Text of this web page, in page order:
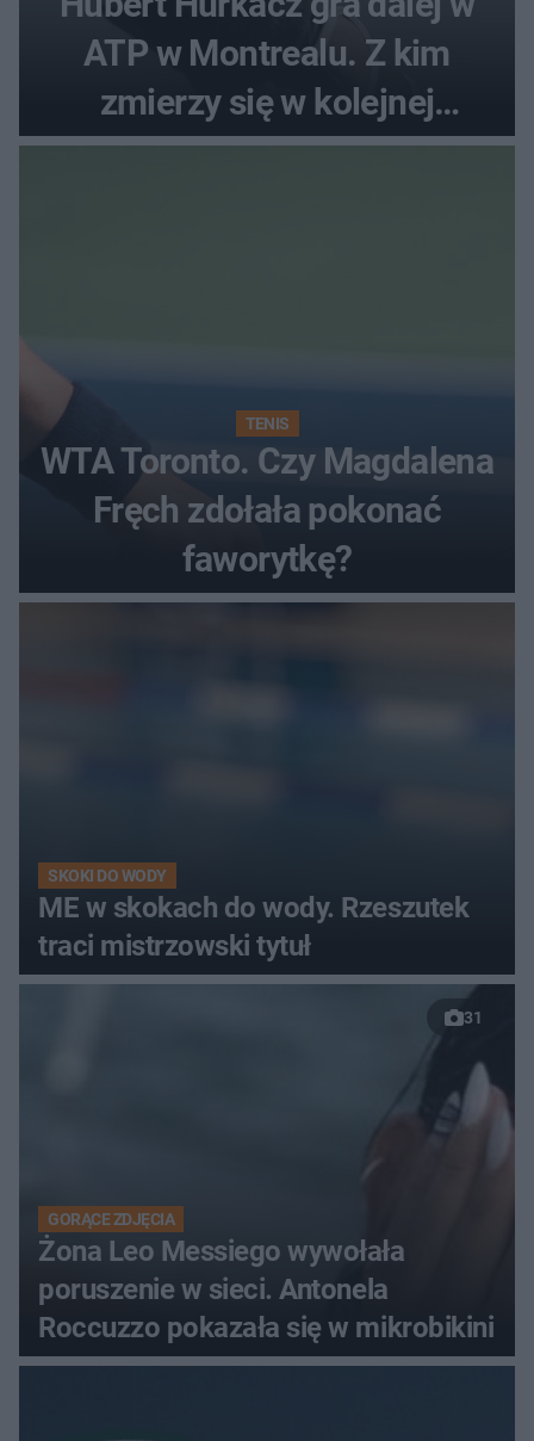
ATP w Montrealu. Z kim
zmierzy się w kolejnej
rundzie?
TENIS
WTA Toronto. Czy Magdalena
Fręch zdołała pokonać
faworytkę?
SKOKI DO WODY
ME w skokach do wody. Rzeszutek
traci mistrzowski tytuł
31
GORĄCE ZDJĘCIA
Żona Leo Messiego wywołała
poruszenie w sieci. Antonela
Roccuzzo pokazała się w mikrobikini